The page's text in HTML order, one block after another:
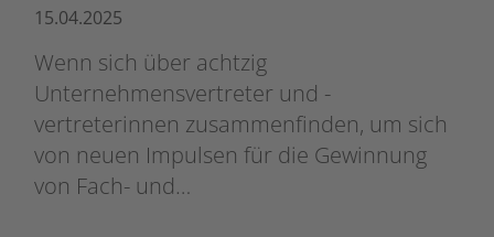
15.04.2025
Wenn sich über achtzig
Unternehmensvertreter und -
vertreterinnen zusammenfinden, um sich
von neuen Impulsen für die Gewinnung
von Fach- und…